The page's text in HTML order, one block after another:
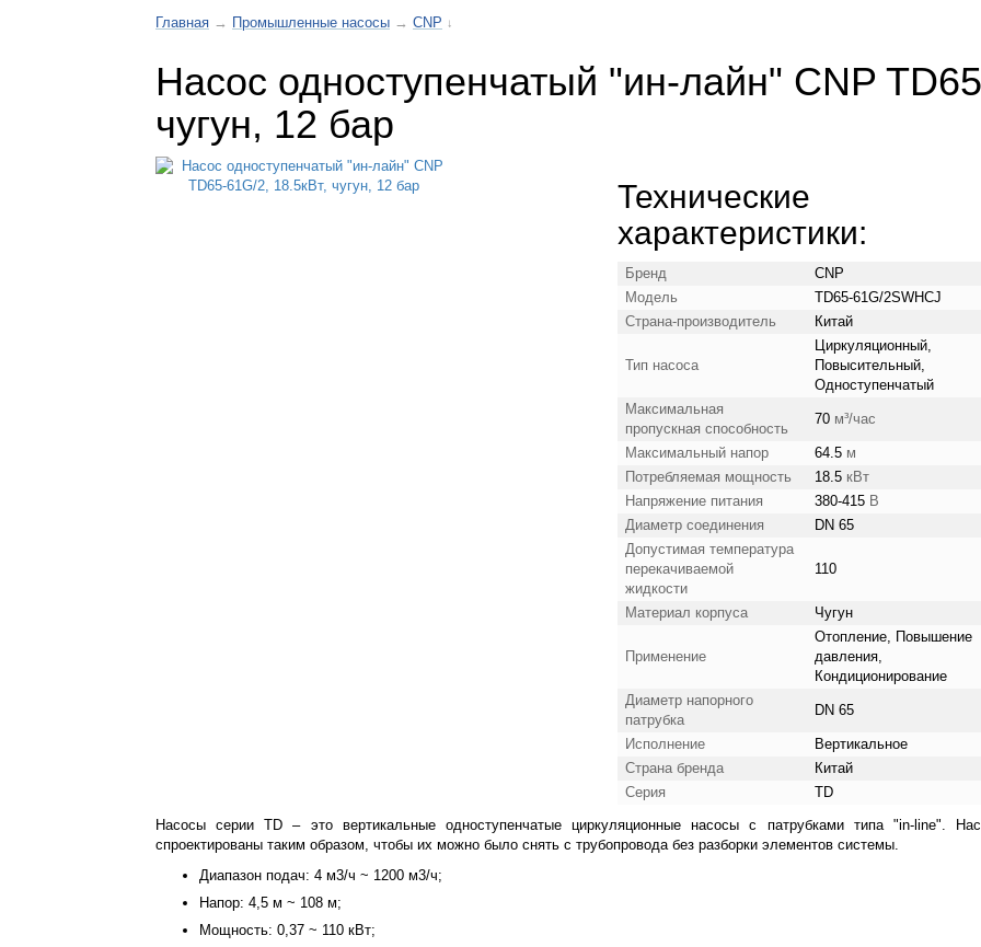
Главная → Промышленные насосы → CNP ↓
Насос одноступенчатый "ин-лайн" CNP
чугун, 12 бар
Технические
характеристики:
Бренд
CNP
Модель
TD65-61G/2SWHCJ
Страна-производитель
Китай
Тип насоса
Циркуляционный,
Повысительный,
Одноступенчатый
Максимальная
пропускная способность
70 м³/час
Максимальный напор 64.5 м
Потребляемая мощность
18.5 кВт
Напряжение питания
380-415 В
Диаметр соединения
DN 65
Допустимая температура
перекачиваемой
жидкости
110
Материал корпуса Чугун
Применение
Отопление, Повышение
давления,
Кондиционирование
Диаметр напорного
патрубка
DN 65
Исполнение
Вертикальное
Страна бренда
Китай
Серия
TD
Насосы серии TD – это вертикальные одноступенчатые циркуляционные насосы с патрубками типа "in-line".
спроектированы таким образом, чтобы их можно было снять с трубопровода без разборки элементов системы.
Диапазон подач: 4 м3/ч ~ 1200 м3/ч;
Напор: 4,5 м ~ 108 м;
Мощность: 0,37 ~ 110 кВт;